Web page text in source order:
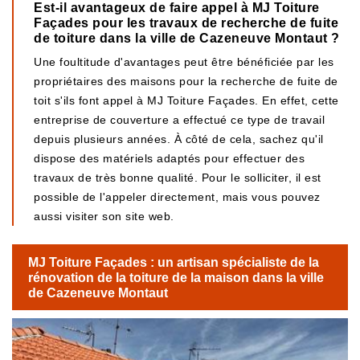
Est-il avantageux de faire appel à MJ Toiture
Façades pour les travaux de recherche de fuite
de toiture dans la ville de Cazeneuve Montaut ?
Une foultitude d'avantages peut être bénéficiée par les
propriétaires des maisons pour la recherche de fuite de
toit s'ils font appel à MJ Toiture Façades. En effet, cette
entreprise de couverture a effectué ce type de travail
depuis plusieurs années. À côté de cela, sachez qu'il
dispose des matériels adaptés pour effectuer des
travaux de très bonne qualité. Pour le solliciter, il est
possible de l'appeler directement, mais vous pouvez
aussi visiter son site web.
MJ Toiture Façades : un artisan spécialiste de la
rénovation de la toiture de la maison dans la ville
de Cazeneuve Montaut